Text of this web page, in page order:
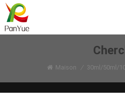
Maison / 30ml/50ml/